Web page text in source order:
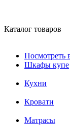
Каталог товаров
Посмотреть
Шкафы купе
Кухни
Кровати
Матрасы